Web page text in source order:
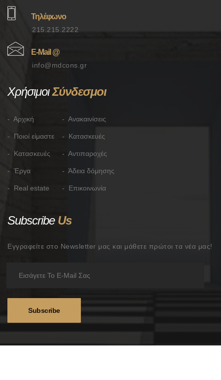
Τηλέφωνο
215.215.2222
Ε-Mail @
info@mdcons.gr
ΧρήσιμοιΣύνδεσμοι
- Αρχική
- Ποιοί είμαστε
- Κατασκευές
- Έργα
- Real estate
- Ανακαινίσεις
- Κατασκευές
- Αντιπαροχές
- Άδεια δόμησης
- Επικοινωνία
Subscribe Us
Εγγραφείτε στο Newsletter μας και μάθετε πρώτοι τα νέα μας!